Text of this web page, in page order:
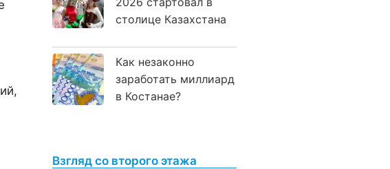
столице Казахстана
Как незаконно
заработать миллиард
в Костанае?
Взгляд со второго этажа